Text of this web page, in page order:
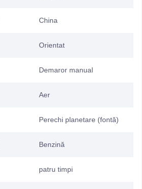
China
Orientat
Demaror manual
Aer
Perechi planetare (fontă)
Benzină
patru timpi